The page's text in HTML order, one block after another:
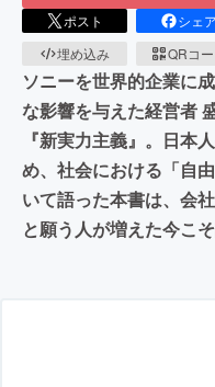
ポスト シェア
埋め込み
QRコ
ソニーを世界的企業に
な影響を与えた経営者
『新実力主義』。日本
め、社会における「自
いて語った本書は、会
と願う人が増えた今こ